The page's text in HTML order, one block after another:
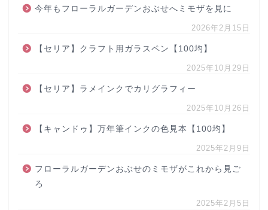
今年もフローラルガーデンおぶせへミモザを見に
2026年2月15日
【セリア】クラフト用ガラスペン【100均】
2025年10月29日
【セリア】ラメインクでカリグラフィー
2025年10月26日
【キャンドゥ】万年筆インクの色見本【100均】
2025年2月9日
フローラルガーデンおぶせのミモザがこれから見ご
ろ
2025年2月5日